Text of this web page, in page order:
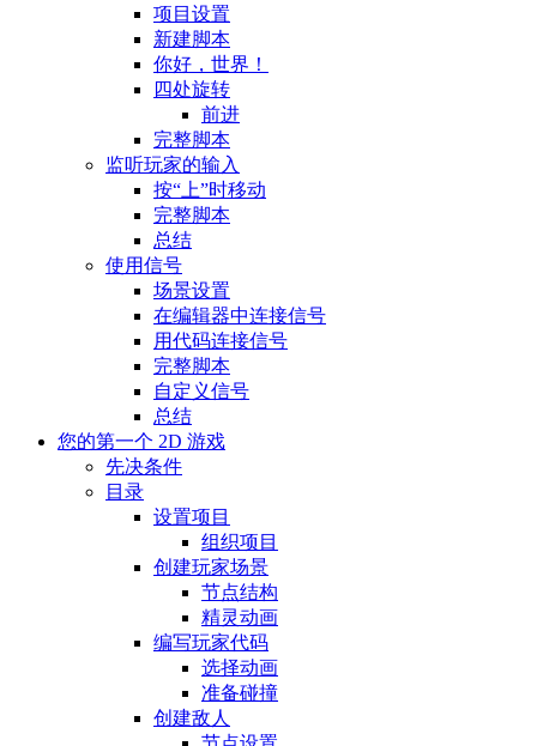
项目设置
新建脚本
你好，世界！
四处旋转
前进
完整脚本
监听玩家的输入
按“上”时移动
完整脚本
总结
使用信号
场景设置
在编辑器中连接信号
用代码连接信号
完整脚本
自定义信号
总结
您的第一个 2D 游戏
先决条件
目录
设置项目
组织项目
创建玩家场景
节点结构
精灵动画
编写玩家代码
选择动画
准备碰撞
创建敌人